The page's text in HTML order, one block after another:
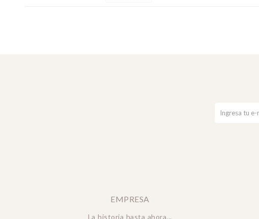
EMPRESA
La historia hasta ahora...